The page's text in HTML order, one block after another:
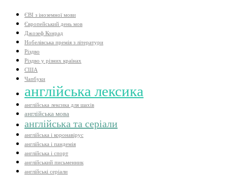
ЄВІ з іноземної мови
Європейський день мов
Джозеф Конрад
Нобелівська премія з літератури
Різдво
Різдво у різних країнах
США
Чапбуки
англійська лексика
англійська лексика для шахів
англійська мова
англійська та серіали
англійська і коронавірус
англійська і пандемія
англійська і спорт
англійський письменник
англійські серіали